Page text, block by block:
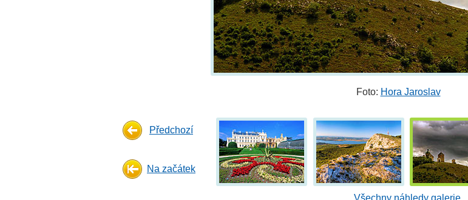
Foto: Hora Jaroslav
Předchozí
Na začátek
Všechny náhledy galerie